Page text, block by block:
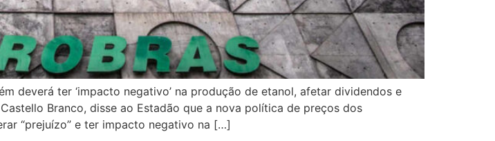
deverá ter ‘impacto negativo’ na produção de etanol, afetar dividendos e
Branco, disse ao Estadão que a nova política de preços dos
“prejuízo” e ter impacto negativo na […]